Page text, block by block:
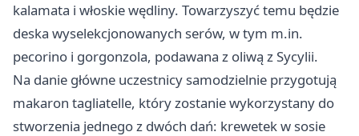
kalamata i włoskie wędliny. Towarzyszyć temu będzie
deska wyselekcjonowanych serów, w tym m.in.
pecorino i gorgonzola, podawana z oliwą z Sycylii.
Na danie główne uczestnicy samodzielnie przygotują
makaron tagliatelle, który zostanie wykorzystany do
stworzenia jednego z dwóch dań: krewetek w sosie